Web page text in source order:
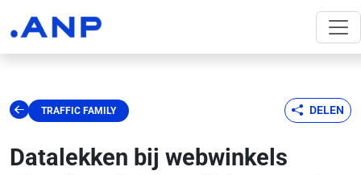
TRAFFIC FAMILY DELEN
Datalekken bij webwinkels